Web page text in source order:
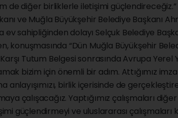
de diğer birliklerle iletişimi güçlendireceğiz.”
ve Muğla Büyükşehir Belediye Başkanı
sahipliğinden dolayı Selçuk Belediye
konuşmasında “Dün Muğla Büyükşehir
Tutum Belgesi sonrasında Avrupa Yerel
bizim için önemli bir adım. Attığımız
anlayışımızı, birlik içerisinde de
çalışacağız. Yaptığımız çalışmaları
güçlendirmeyi ve uluslararası çalışmaları